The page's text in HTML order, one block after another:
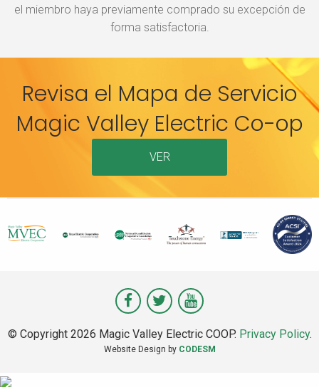
el miembro haya previamente comprado su excepción de
forma satisfactoria.
Revisa el Mapa de Servicio
Magic Valley Electric Co-op
VER
Visit
Valley
Visit
Valley
Visit
Valley
© Copyright 2026 Magic Valley Electric COOP. Privacy Policy.
Website Design by CODESM